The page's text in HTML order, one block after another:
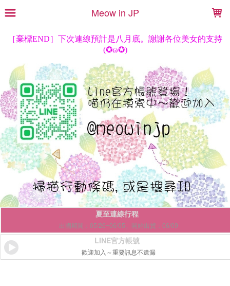
Meow in JP
夏至連線行程
出國期間：05/26~06/05。開始出貨：06/09
LINE官方帳號
歡迎加入～重要訊息不遺漏